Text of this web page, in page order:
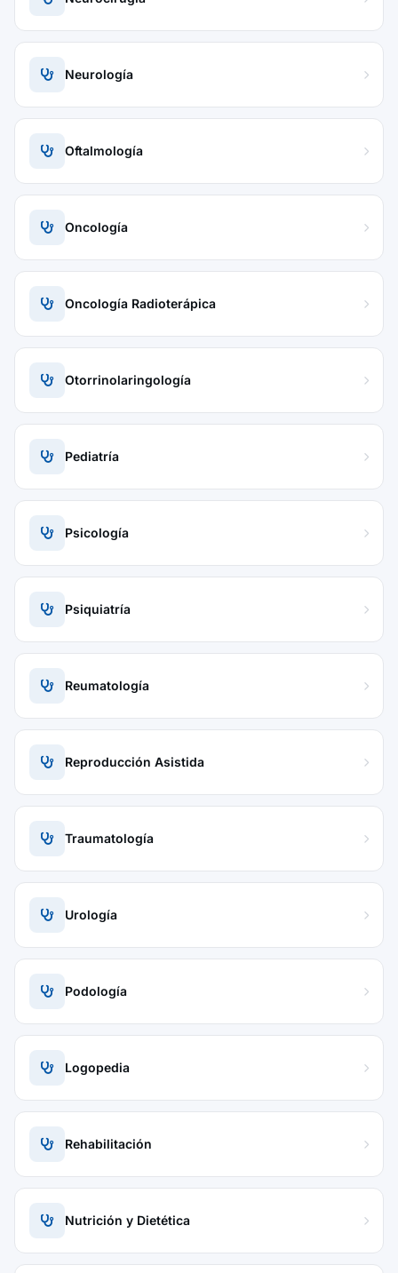
Neurología
Oftalmología
Oncología
Oncología Radioterápica
Otorrinolaringología
Pediatría
Psicología
Psiquiatría
Reumatología
Reproducción Asistida
Traumatología
Urología
Podología
Logopedia
Rehabilitación
Nutrición y Dietética